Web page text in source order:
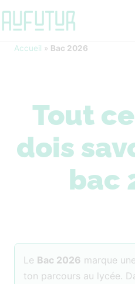
Accueil » Bac 2026
Tout
dois
bac
Le Bac 2026 marque
ton parcours au lycée.